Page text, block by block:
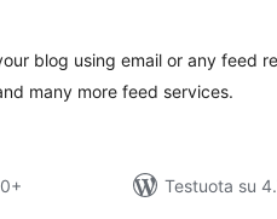
blog using email or any feed
many more feed services.
Testuota su